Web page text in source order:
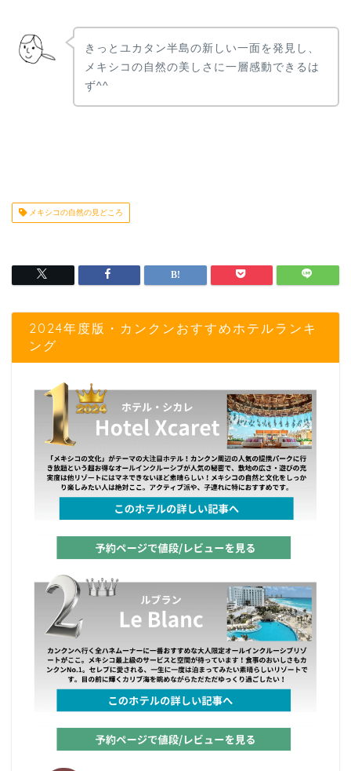
きっとユカタン半島の新しい一面を発見し、
メキシコの自然の美しさに一層感動できるは
ず^^
メキシコの自然の見どころ
2024年度版・カンクンおすすめホテルランキ
ング